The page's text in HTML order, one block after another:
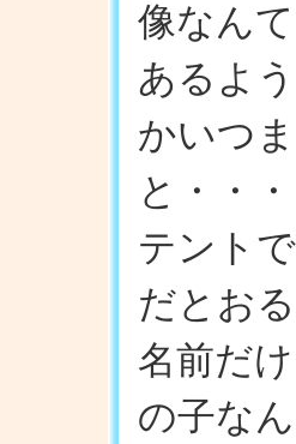
像なん
あるよ
かいつ
と・・・
テント
だとお
名前だ
の子なん